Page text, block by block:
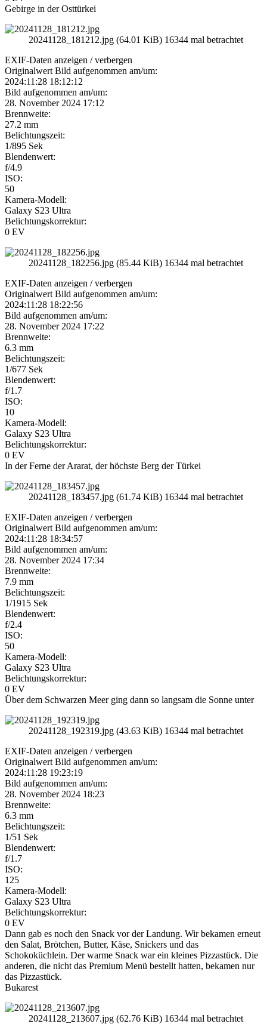
Gebirge in der Osttürkei
20241128_181212.jpg (64.01 KiB) 16344 mal betrachtet
EXIF-Daten anzeigen / verbergen
Originalwert Bild aufgenommen am/um:
2024:11:28 18:12:12
Bild aufgenommen am/um:
28. November 2024 17:12
Brennweite:
27.2 mm
Belichtungszeit:
1/895 Sek
Blendenwert:
f/4.9
ISO:
50
Kamera-Modell:
Galaxy S23 Ultra
Belichtungskorrektur:
0 EV
20241128_182256.jpg (85.44 KiB) 16344 mal betrachtet
EXIF-Daten anzeigen / verbergen
Originalwert Bild aufgenommen am/um:
2024:11:28 18:22:56
Bild aufgenommen am/um:
28. November 2024 17:22
Brennweite:
6.3 mm
Belichtungszeit:
1/677 Sek
Blendenwert:
f/1.7
ISO:
10
Kamera-Modell:
Galaxy S23 Ultra
Belichtungskorrektur:
0 EV
In der Ferne der Ararat, der höchste Berg der Türkei
20241128_183457.jpg (61.74 KiB) 16344 mal betrachtet
EXIF-Daten anzeigen / verbergen
Originalwert Bild aufgenommen am/um:
2024:11:28 18:34:57
Bild aufgenommen am/um:
28. November 2024 17:34
Brennweite:
7.9 mm
Belichtungszeit:
1/1915 Sek
Blendenwert:
f/2.4
ISO:
50
Kamera-Modell:
Galaxy S23 Ultra
Belichtungskorrektur:
0 EV
Über dem Schwarzen Meer ging dann so langsam die Sonne unter
20241128_192319.jpg (43.63 KiB) 16344 mal betrachtet
EXIF-Daten anzeigen / verbergen
Originalwert Bild aufgenommen am/um:
2024:11:28 19:23:19
Bild aufgenommen am/um:
28. November 2024 18:23
Brennweite:
6.3 mm
Belichtungszeit:
1/51 Sek
Blendenwert:
f/1.7
ISO:
125
Kamera-Modell:
Galaxy S23 Ultra
Belichtungskorrektur:
0 EV
Dann gab es noch den Snack vor der Landung. Wir bekamen erneut
den Salat, Brötchen, Butter, Käse, Snickers und das
Schokoküchlein. Der warme Snack war ein kleines Pizzastück. Die
anderen, die nicht das Premium Menü bestellt hatten, bekamen nur
das Pizzastück.
Bukarest
20241128_213607.jpg (62.76 KiB) 16344 mal betrachtet